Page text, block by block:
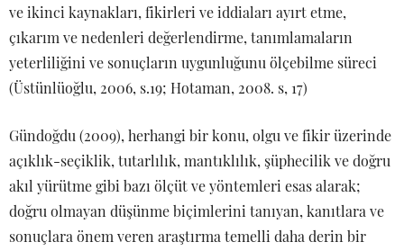
ve ikinci kaynakları, fikirleri ve iddiaları ayırt etme,
çıkarım ve nedenleri değerlendirme, tanımlamaların
yeterliliğini ve sonuçların uygunluğunu ölçebilme süreci
(Üstünlüoğlu, 2006, s.19; Hotaman, 2008. s, 17)
Gündoğdu (2009), herhangi bir konu, olgu ve fikir üzerinde
açıklık-seçiklik, tutarlılık, mantıklılık, şüphecilik ve doğru
akıl yürütme gibi bazı ölçüt ve yöntemleri esas alarak;
doğru olmayan düşünme biçimlerini tanıyan, kanıtlara ve
sonuçlara önem veren araştırma temelli daha derin bir